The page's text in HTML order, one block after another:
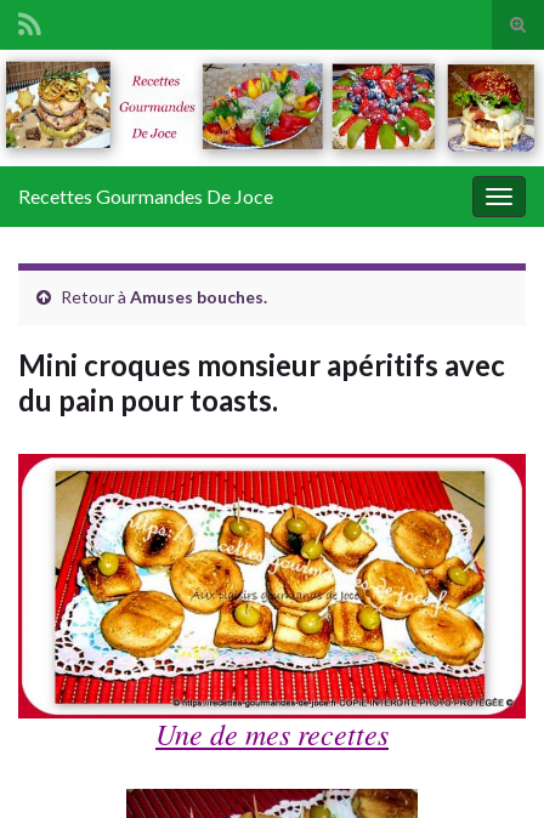
Search for:
Recettes Gourmandes De Joce
Retour à Amuses bouches.
Mini croques monsieur apéritifs avec
du pain pour toasts.
Une de mes recettes